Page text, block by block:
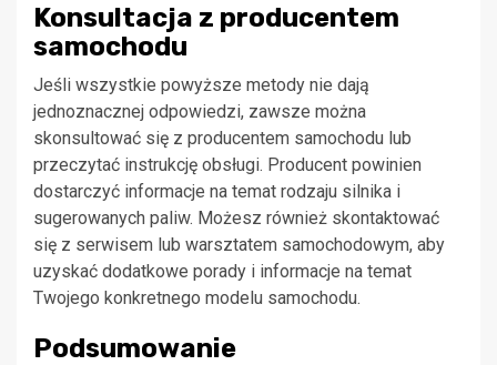
Konsultacja z producentem
samochodu
Jeśli wszystkie powyższe metody nie dają
jednoznacznej odpowiedzi, zawsze można
skonsultować się z producentem samochodu lub
przeczytać instrukcję obsługi. Producent powinien
dostarczyć informacje na temat rodzaju silnika i
sugerowanych paliw. Możesz również skontaktować
się z serwisem lub warsztatem samochodowym, aby
uzyskać dodatkowe porady i informacje na temat
Twojego konkretnego modelu samochodu.
Podsumowanie